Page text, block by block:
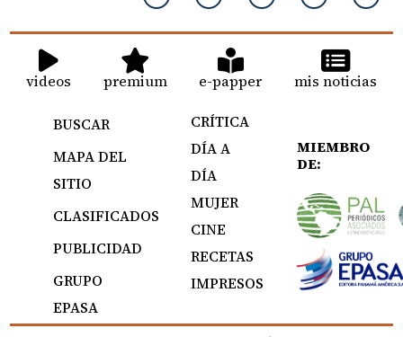
videos premium e-papper mis noticias
BUSCAR
MAPA DEL
SITIO
CLASIFICADOS
PUBLICIDAD
GRUPO
EPASA
CRÍTICA
DÍA A
DÍA
MUJER
CINE
RECETAS
IMPRESOS
MIEMBRO
DE: